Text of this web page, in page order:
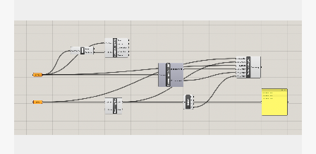
Raziskovalni projekti
Dosežki
Svetlobni LAB